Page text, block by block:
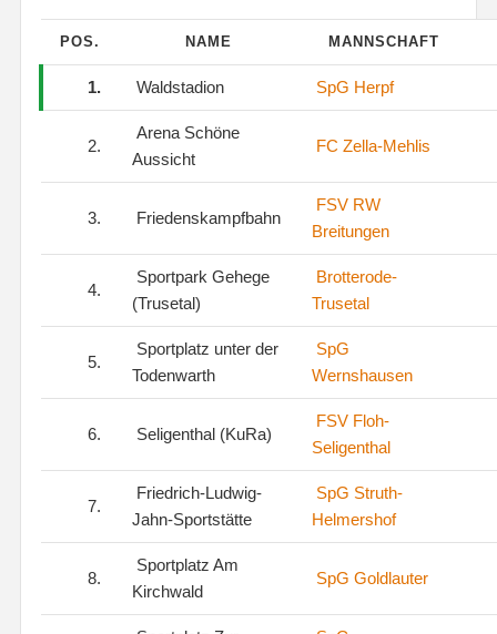
POS. NAME MANNSCHAFT
1. Waldstadion SpG Herpf
2.
Arena Schöne
Aussicht
FC Zella-Mehlis
3. Friedenskampfbahn
FSV RW
Breitungen
4.
Sportpark Gehege
(Trusetal)
Brotterode-
Trusetal
5.
Sportplatz unter der
Todenwarth
SpG
Wernshausen
6. Seligenthal (KuRa)
FSV Floh-
Seligenthal
7.
Friedrich-Ludwig-
Jahn-Sportstätte
SpG Struth-
Helmershof
8.
Sportplatz Am
Kirchwald
SpG Goldlauter